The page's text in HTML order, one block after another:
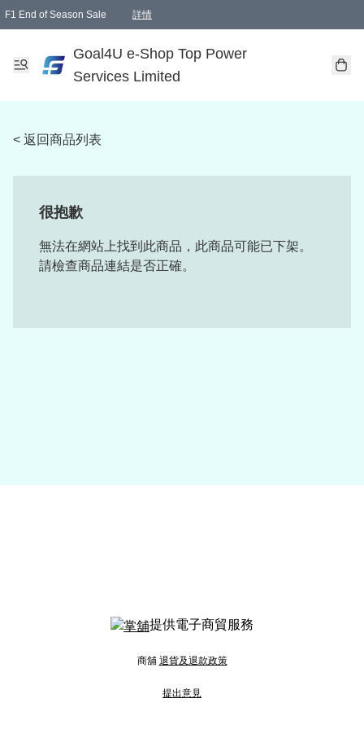
F1 End of Season Sale 詳情
Goal4U e-Shop Top Power
Services Limited
< 返回商品列表
很抱歉
無法在網站上找到此商品，此商品可能已下架。
請檢查商品連結是否正確。
提供電子商貿服務
商舖 退貨及退款政策
提出意見